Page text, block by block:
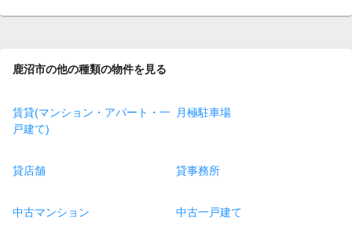
page
鹿沼市の他の種類の物件を見る
賃貸(マンション・アパート・一
戸建て)
月極駐車場
貸店舗 貸事務所
中古マンション 中古一戸建て